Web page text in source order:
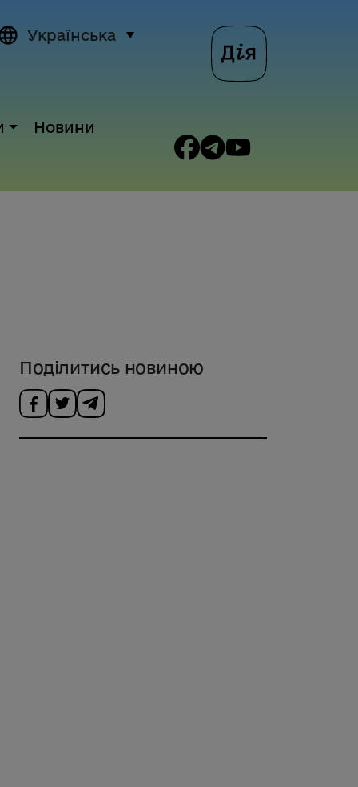
Українська
Новини
Поділитись новиною